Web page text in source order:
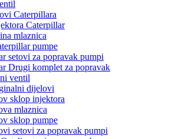
Caterpillara
Caterpillar
mlaznica
pumpe
setovi za popravak pumpi
Drugi komplet za popravak
ventil
dijelovi
sklop injektora
mlaznica
sklop pumpe
setovi za popravak pumpi